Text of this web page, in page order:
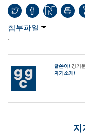
첨부파일
,
글쓴이
경기
자기소개
지